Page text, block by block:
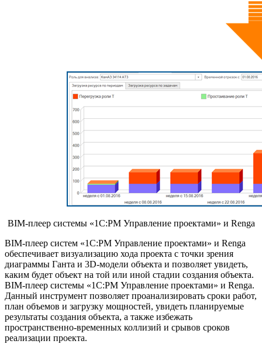
BIM-плеер системы «1С:PM Управление проектами» и Renga
BIM-плеер систем «1С:PM Управление проектами» и Renga
обеспечивает визуализацию хода проекта с точки зрения
диаграммы Ганта и 3D-модели объекта и позволяет увидеть,
каким будет объект на той или иной стадии создания объекта.
BIM-плеер системы «1С:PM Управление проектами» и Renga.
Данный инструмент позволяет проанализировать сроки работ,
план объемов и загрузку мощностей, увидеть планируемые
результаты создания объекта, а также избежать
пространственно-временных коллизий и срывов сроков
реализации проекта.